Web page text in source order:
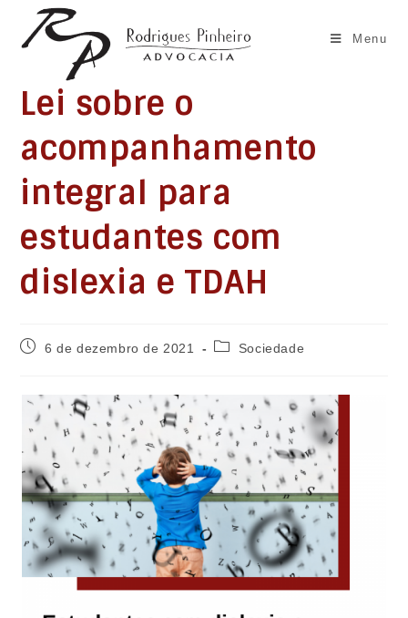
Menu
Lei sobre o
acompanhamento
integral para
estudantes com
dislexia e TDAH
Post6 de dezembro de 2021
Categoria
Sociedade